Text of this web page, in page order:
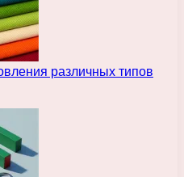
различных типов